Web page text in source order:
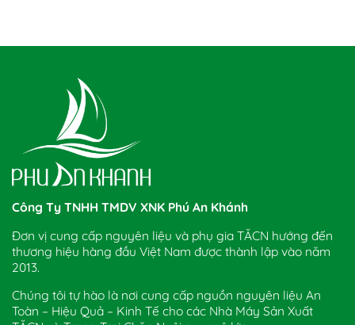
Công Ty TNHH TMDV XNK Phú An Khánh
Đơn vị cung cấp nguyên liệu và phụ gia TĂCN hướng đến
thương hiệu hàng đầu Việt Nam được thành lập vào năm
2013.
Chúng tôi tự hào là nơi cung cấp nguồn nguyên liệu An
Toàn – Hiệu Quả – Kinh Tế cho các Nhà Máy Sản Xuất